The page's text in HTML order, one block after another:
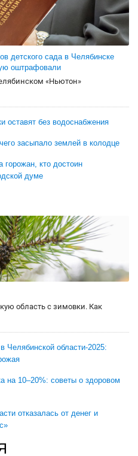
детского сада в Челябинске
оштрафовали
«Ньютон»
оставят без водоснабжения
засыпало землей в колодце
горожан, кто достоин
думе
область с зимовки. Как
Челябинской области-2025:
на 10–20%: советы о здоровом
отказалась от денег и